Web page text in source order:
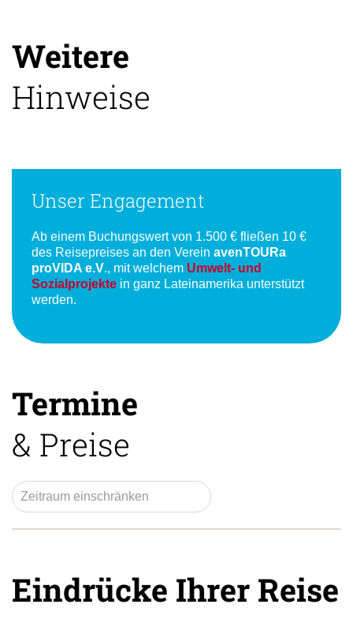
Weitere
Hinweise
Unser Engagement
Ab einem Buchungswert von 1.500 € fließen 10 €
des Reisepreises an den Verein avenTOURa
proVIDA e.V., mit welchem Umwelt- und
Sozialprojekte in ganz Lateinamerika unterstützt
werden.
Termine
& Preise
Eindrücke Ihrer Reise